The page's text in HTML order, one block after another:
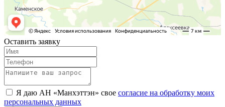
Оставить заявку
Я даю АН «Манхэттэн» свое согласие на обработку моих
персональных данных